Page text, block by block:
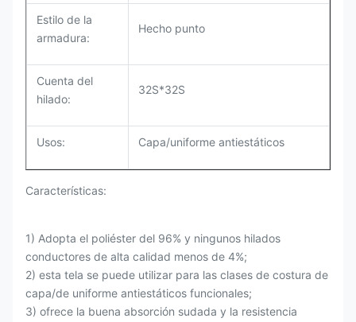
Estilo de la
armadura:
Hecho punto
Cuenta del
hilado:
32S*32S
Usos: Capa/uniforme antiestáticos
Características:
1) Adopta el poliéster del 96% y ningunos hilados
conductores de alta calidad menos de 4%;
2) esta tela se puede utilizar para las clases de costura de
capa/de uniforme antiestáticos funcionales;
3) ofrece la buena absorción sudada y la resistencia